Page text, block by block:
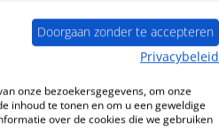
Doorgaan zonder te accepteren
Privacybeleid
onze bezoekersgegevens, om onze
inhoud te tonen en om u een geweldige
over de cookies die we gebruiken